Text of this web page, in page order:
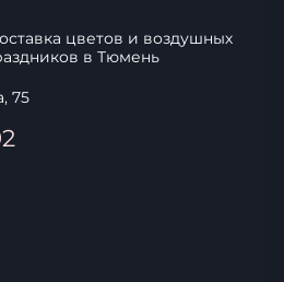
цветов и воздушных
в Тюмень
75